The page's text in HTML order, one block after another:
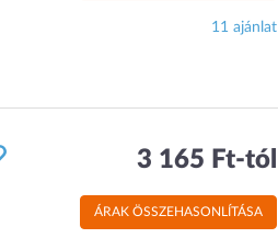
11 ajánlat
3 165 Ft-tól
ÁRAK ÖSSZEHASONLÍTÁSA